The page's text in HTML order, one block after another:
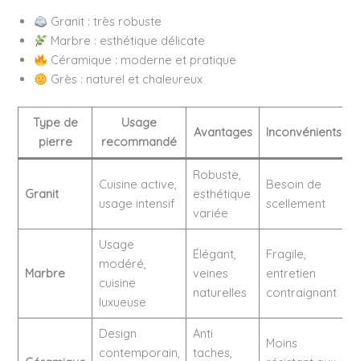
Granit : très robuste
Marbre : esthétique délicate
Céramique : moderne et pratique
Grès : naturel et chaleureux
Type de
pierre
Usage
recommandé
Avantages Inconvénients
Granit
Cuisine active,
usage intensif
Robuste,
esthétique
variée
Besoin de
scellement
Marbre
Usage
modéré,
cuisine
luxueuse
Élégant,
veines
naturelles
Fragile,
entretien
contraignant
Design
contemporain,
Anti
taches,
Moins